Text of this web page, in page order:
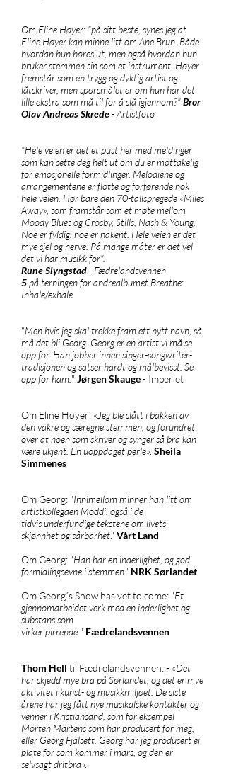
Om Eline Høyer: "på sitt beste, synes jeg at
Eline Høyer kan minne litt om Ane Brun. Både
hvordan hun høres ut, men også hvordan hun
bruker stemmen sin som et instrument. Høyer
fremstår som en trygg og dyktig artist og
låtskriver, men spørsmålet er om hun har det
lille ekstra som må til for å slå igjennom?"Bror
Olav Andreas Skrede- Artistfoto
"Hele veien er det et pust her med meldinger
som kan sette deg helt ut om du er mottakelig
for emosjonelle formidlinger. Melodiene og
arrangementene er flotte og forførende nok
hele veien. Hør bare den 70-tallspregede «Miles
Away», som framstår som et møte mellom
Moody Blues og Crosby, Stills, Nash & Young.
Noe er fyldig, noe er nakent. Hele veien er det
mye sjel og nerve. På mange måter er det vel
det vi har musikk for".
Rune Slyngstad- Fædrelandsvennen
5på terningen for andrealbumet Breathe:
Inhale/exhale
"Men hvis jeg skal trekke fram ett nytt navn, så
må det bli Georg. Georg er en artist vi må se
opp for. Han jobber innen singer-songwriter-
tradisjonen og satser hardt og målbevisst. Se
opp for ham. " Jørgen Skauge- Imperiet
Om Eline Høyer: «Jeg ble slått i bakken av
den vakre og særegne stemmen, og forundret
over at noen som skriver og synger så bra kan
være ukjent. En uoppdaget perle». Sheila
Simmenes
Om Georg: "Innimellom minner han litt om
artistkollegaen Moddi, også i de
tidvis underfundige tekstene om livets
skjønnhet og sårbarhet." Vårt Land
Om Georg: "Han har en inderlighet, og god
formidlingsevne i stemmen." NRK Sørlandet
Om Georg´s Snow has yet to come: "Et
gjennomarbeidet verk med en inderlighet og
substans som
virker pirrende. " Fædrelandsvennen
Thom Hell til Fædrelandsvennen: - «Det
har skjedd mye bra på Sørlandet, og det er mye
aktivitet i kunst- og musikkmiljøet. De siste
årene har jeg fått nye musikalske kontakter og
venner i Kristiansand, som for eksempel
Morten Martens som har produsert for meg,
eller Georg Fjalsett. Georg har jeg produsert ei
plate for som kommer i mars, og den er
selvsagt dritbra».